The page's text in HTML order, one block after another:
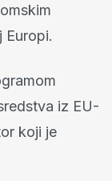
Europi.
iz EU-
koji je